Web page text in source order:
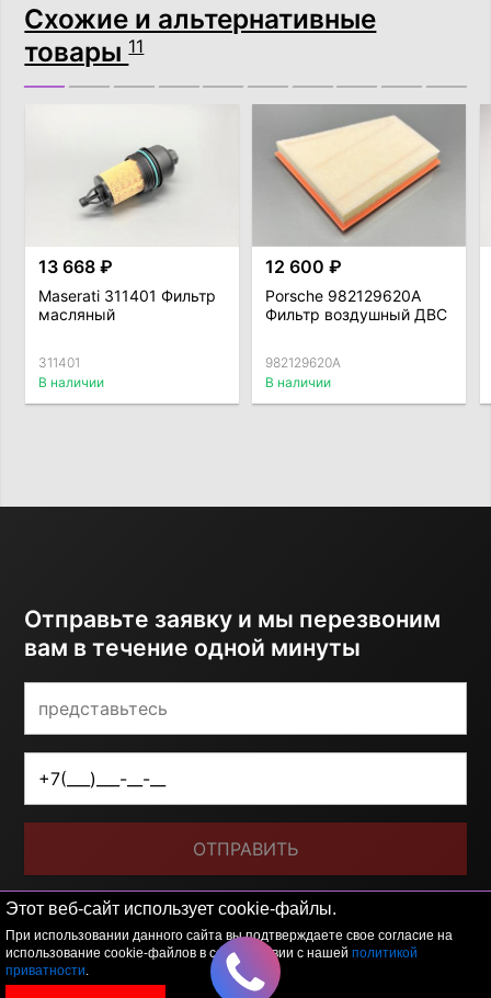
Этот веб-сайт использует cookie-файлы.
При использовании данного сайта вы подтверждаете свое согласие на
использование cookie-файлов в соответствии с нашей политикой
приватности.
Схожие и альтернативные
товары11
13 668 ₽
Maserati 311401 Фильтр
масляный
311401
В наличии
12 600 ₽
Porsche 982129620A
Фильтр воздушный ДВС
982129620A
В наличии
Отправьте заявку и мы перезвоним
вам в течение одной минуты
ОТПРАВИТЬ
Я принимаю условияполитики обработки
персональных данных